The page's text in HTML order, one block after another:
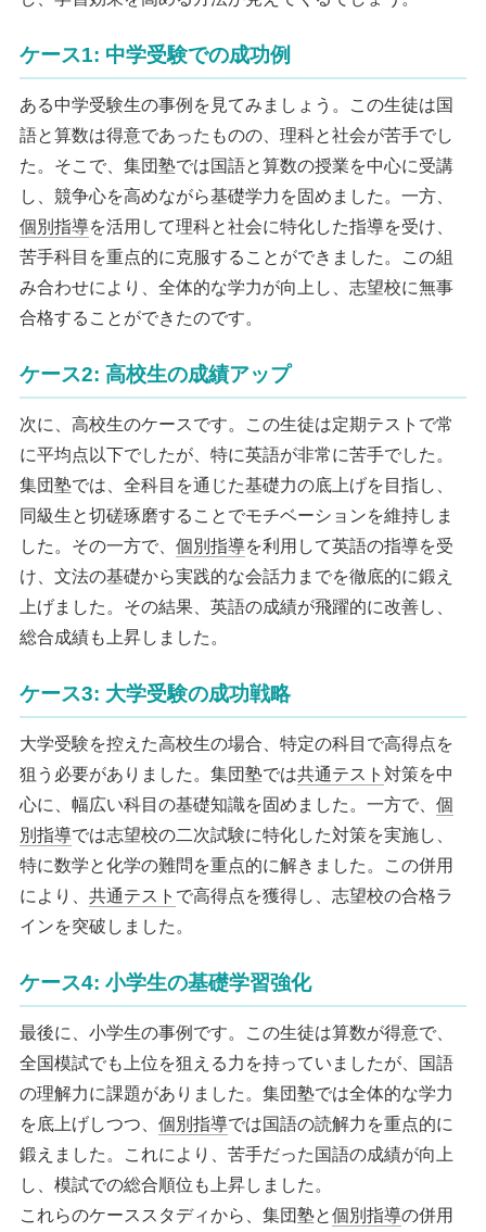
ケース1: 中学受験での成功例
ある中学受験生の事例を見てみましょう。この生徒は国
語と算数は得意であったものの、理科と社会が苦手でし
た。そこで、集団塾では国語と算数の授業を中心に受講
し、競争心を高めながら基礎学力を固めました。一方、
個別指導を活用して理科と社会に特化した指導を受け、
苦手科目を重点的に克服することができました。この組
み合わせにより、全体的な学力が向上し、志望校に無事
合格することができたのです。
ケース2: 高校生の成績アップ
次に、高校生のケースです。この生徒は定期テストで常
に平均点以下でしたが、特に英語が非常に苦手でした。
集団塾では、全科目を通じた基礎力の底上げを目指し、
同級生と切磋琢磨することでモチベーションを維持しま
した。その一方で、 個別指導を利用して英語の指導を受
け、文法の基礎から実践的な会話力までを徹底的に鍛え
上げました。その結果、英語の成績が飛躍的に改善し、
総合成績も上昇しました。
ケース3: 大学受験の成功戦略
大学受験を控えた高校生の場合、特定の科目で高得点を
狙う必要がありました。集団塾では共通テスト 対策を中
心に、幅広い科目の基礎知識を固めました。一方で、 個
別指導では志望校の二次試験に特化した対策を実施し、
特に数学と化学の難問を重点的に解きました。この併用
により、 共通テスト で高得点を獲得し、志望校の合格ラ
インを突破しました。
ケース4: 小学生の基礎学習強化
最後に、小学生の事例です。この生徒は算数が得意で、
全国模試でも上位を狙える力を持っていましたが、国語
の理解力に課題がありました。集団塾では全体的な学力
を底上げしつつ、 個別指導では国語の読解力を重点的に
鍛えました。これにより、苦手だった国語の成績が向上
し、模試での総合順位も上昇しました。
これらのケーススタディから、集団塾と個別指導の併用